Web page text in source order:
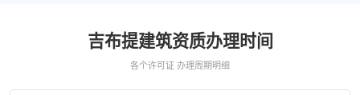
吉布提建筑资质办理时间
各个许可证 办理周期明细